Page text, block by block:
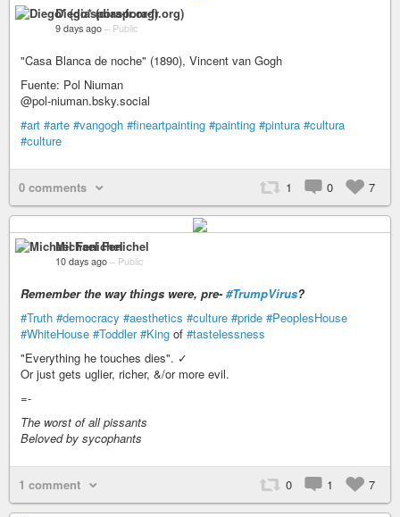
Diego* (diaspora-fr.org)
9 days ago – Public
"Casa Blanca de noche" (1890), Vincent van Gogh
Fuente: Pol Niuman
@pol-niuman.bsky.social
#art #arte #vangogh #fineartpainting #painting #pintura #cultura
#culture
0 comments 1 0 7
Michael Fenichel
10 days ago – Public
Remember the way things were, pre-#TrumpVirus?
#Truth #democracy #aesthetics #culture #pride #PeoplesHouse
#WhiteHouse #Toddler #King of #tastelessness
"Everything he touches dies". ✓
Or just gets uglier, richer, &/or more evil.
=-
The worst of all pissants
Beloved by sycophants
1 comment 0 1 7